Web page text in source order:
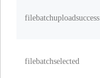
filebatchuploadsuccess
filebatchselected